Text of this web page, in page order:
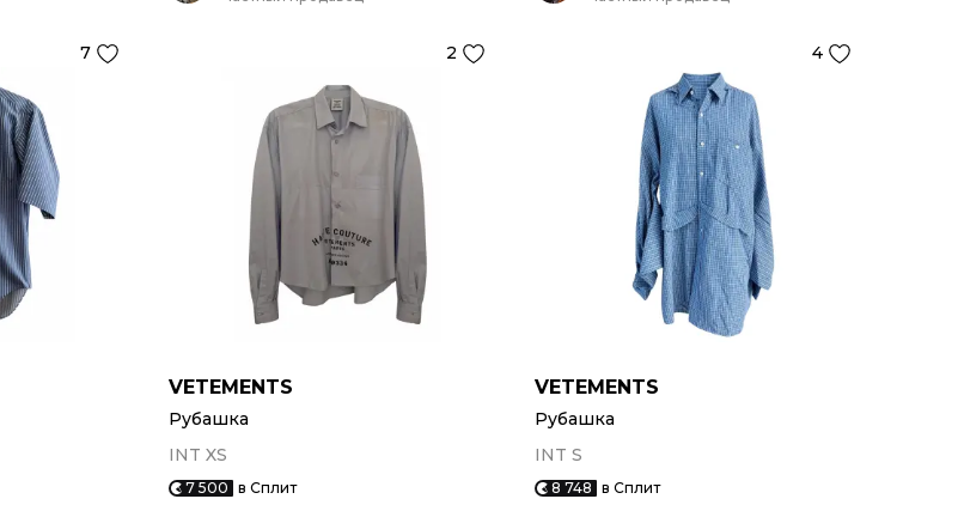
7 2
VETEMENTS
Рубашка
INT XS
7 500 в Сплит
4
VETEMENTS
Рубашка
INT S
8 748 в Сплит